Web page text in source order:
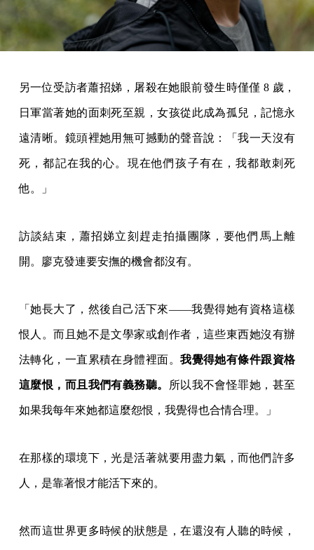
另一位受訪者蕭招娣，屠殺在她眼前發生時僅僅 8 歲，
日軍當著她的面刺死至親，女孩從此成為孤兒，記憶永
遠清晰。鏡頭裡她用無可撼動的聲音說：「我一天沒有
死，都記在我的心。現在他們孩子有在，我都敢刺死
他。」
訪談結束，蕭招娣立刻趕走拍攝團隊，要他們馬上離
開。廖克發連要安撫的機會都沒有。
「她長大了，然後自己活下來——我覺得她有資格這樣
恨人。而且她不是文學家或創作者，這些東西她沒有辦
法轉化，一直累積在身體裡面。我覺得她有條件跟資格
這麼恨，而且我們有義務聽。 所以我不會怪罪她，甚至
如果我每年來她都這麼怨恨，我覺得也合情合理。」
在那樣的環境下，光是活著就要用盡力氣，而他們許多
人，是靠著恨才能活下來的。
然而這世界更多時候的狀態是，在還沒有人聽的時候，